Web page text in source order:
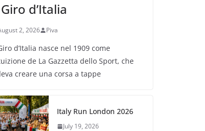
d’Italia
2, 2026 Piva
d’Italia nasce nel 1909 come
de La Gazzetta dello Sport, che
creare una corsa a tappe
Italy Run London 2026
July 19, 2026